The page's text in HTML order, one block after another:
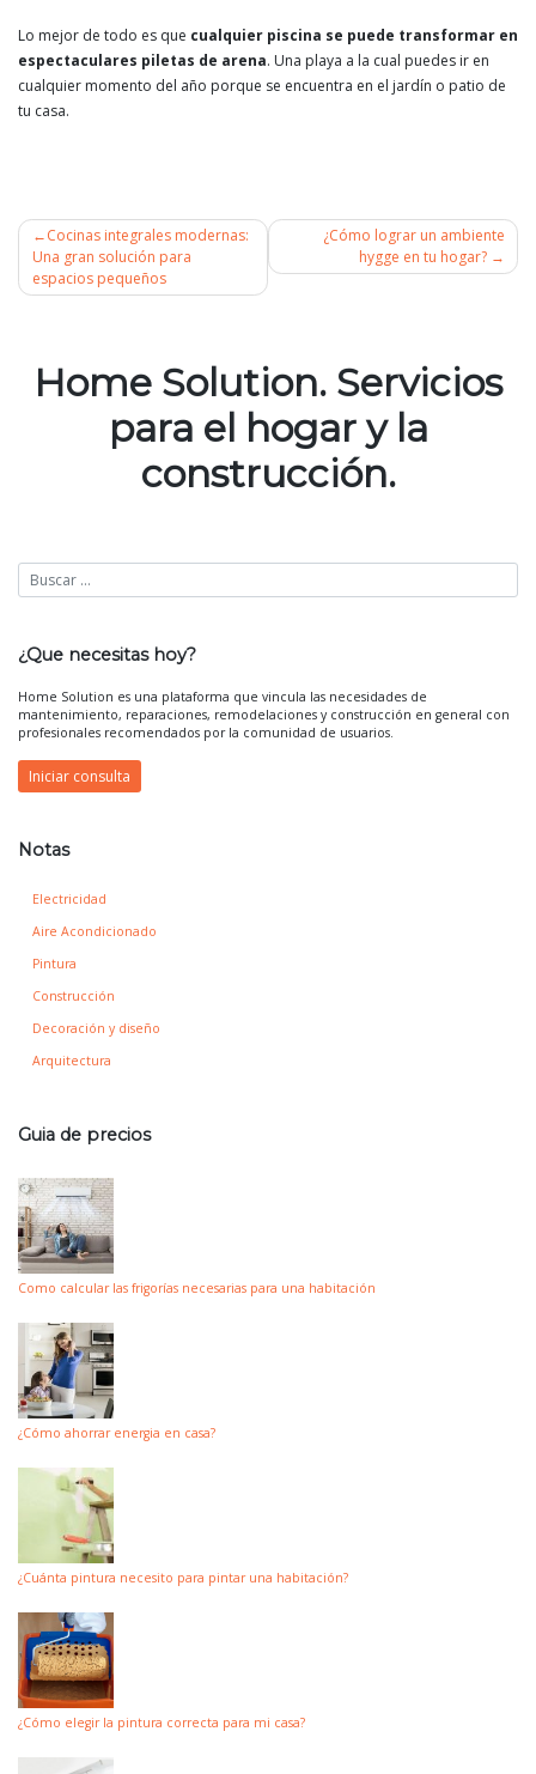
Lo mejor de todo es que cualquier piscina se puede transformar en
espectaculares piletas de arena. Una playa a la cual puedes ir en
cualquier momento del año porque se encuentra en el jardín o patio de
tu casa.
Navegación
entradas
Cocinas integrales modernas:
Una gran solución para
espacios pequeños
¿Cómo lograr un ambiente
hygge en tu hogar?
Home Solution. Servicios
para el hogar y la
construcción.
¿Que necesitas hoy?
Home Solution es una plataforma que vincula las necesidades de
mantenimiento, reparaciones, remodelaciones y construcción en general con
profesionales recomendados por la comunidad de usuarios.
Iniciar consulta
Notas
Electricidad
Aire Acondicionado
Pintura
Construcción
Decoración y diseño
Arquitectura
Guia de precios
Como calcular las frigorías necesarias para una habitación
¿Cómo ahorrar energia en casa?
¿Cuánta pintura necesito para pintar una habitación?
¿Cómo elegir la pintura correcta para mi casa?